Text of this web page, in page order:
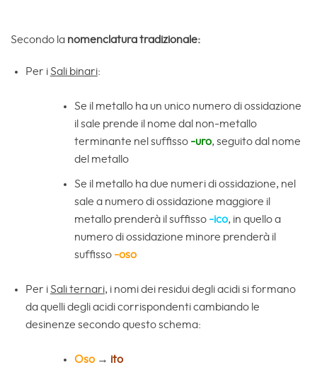
Secondo la nomenclatura tradizionale:
Per iSali binari:
Se il metallo ha un unico numero di ossidazione
il sale prende il nome dal non-metallo
terminante nel suffisso -uro, seguito dal nome
del metallo
Se il metallo ha due numeri di ossidazione, nel
sale a numero di ossidazione maggiore il
metallo prenderà il suffisso -ico, in quello a
numero di ossidazione minore prenderà il
suffisso -oso
Per iSali ternari, i nomi dei residui degli acidi si formano
da quelli degli acidi corrispondenti cambiando le
desinenze secondo questo schema:
Oso→ ito